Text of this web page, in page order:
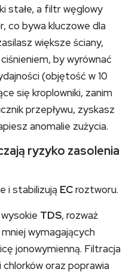
stałe, a filtr węglowy
co bywa kluczowe dla
większe ściany,
by wyrównać
(objętość w 10
się kroplowniki, zanim
przepływu, zyskasz
anomalie zużycia.
ryzyko zasolenia
i stabilizują ECroztworu.
TDS, rozważ
wymagających
jonowymienną. Filtracja
oraz poprawia